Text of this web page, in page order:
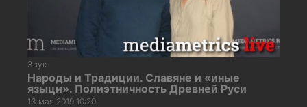
Звук
Народы и Традиции. Славяне и «иные
языци». Полиэтничность Древней Руси
13 мая 2019 10:20